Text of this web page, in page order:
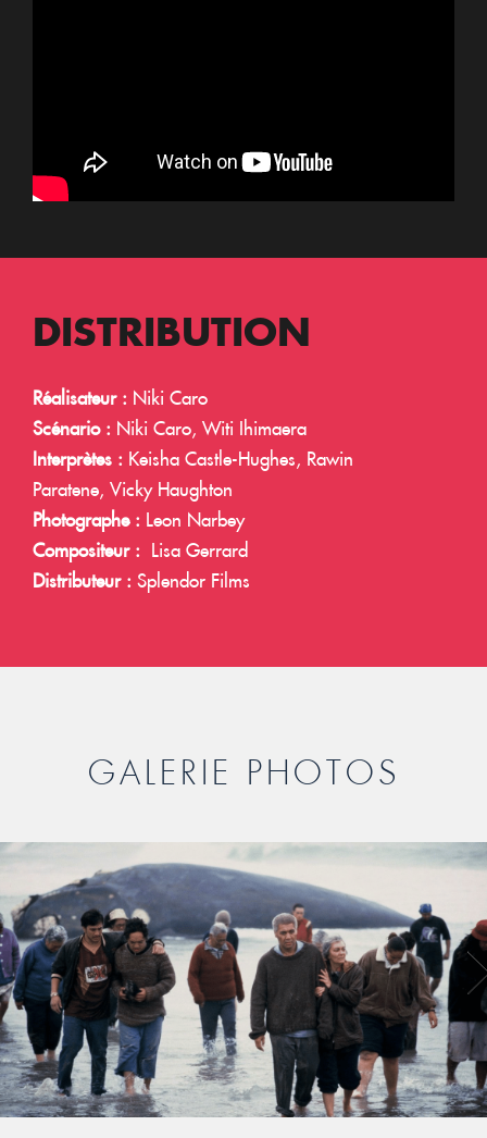
DISTRIBUTION
Réalisateur : Niki Caro
Scénario : Niki Caro, Witi Ihimaera
Interprètes : Keisha Castle-Hughes, Rawin
Paratene, Vicky Haughton
Photographe : Leon Narbey
Compositeur : Lisa Gerrard
Distributeur : Splendor Films
GALERIE PHOTOS